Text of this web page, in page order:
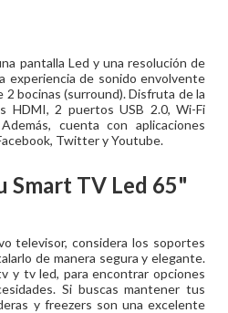
pantalla Led y una resolución de
experiencia de sonido envolvente
2 bocinas (surround). Disfruta de la
HDMI, 2 puertos USB 2.0, Wi-Fi
cuenta con aplicaciones
Twitter y Youtube.
Smart TV Led 65"
televisor, considera los soportes
de manera segura y elegante.
y tv led, para encontrar opciones
Si buscas mantener tus
y freezers son una excelente